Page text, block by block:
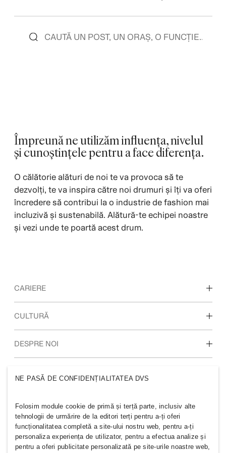
Împreună ne utilizăm influența, nivelul
și cunoștințele pentru a face diferența.
O călătorie alături de noi te va provoca să te
dezvolți, te va inspira către noi drumuri și îți va oferi
încredere să contribui la o industrie de fashion mai
incluzivă și sustenabilă. Alătură-te echipei noastre
și vezi unde te poartă acest drum.
CARIERE
Descoperiți zonele noastre de lucru
CULTURĂ
Cultura și beneficiile noastre
DESPRE NOI
Sustenabilitate
NE PASĂ DE CONFIDENȚIALITATEA DVS
Folosim module cookie de primă și terță parte, inclusiv alte
tehnologii de urmărire de la editori terți pentru a-ți oferi
funcționalitatea completă a site-ului nostru web, pentru a-ți
personaliza experiența de utilizator, pentru a efectua analize și
pentru a oferi publicitate personalizată pe site-urile noastre web,